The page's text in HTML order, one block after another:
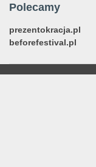
Polecamy
prezentokracja.pl
beforefestival.pl